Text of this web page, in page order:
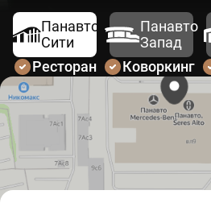
Панавто
Сити
Панавто
Запад
Ресторан
Коворкинг